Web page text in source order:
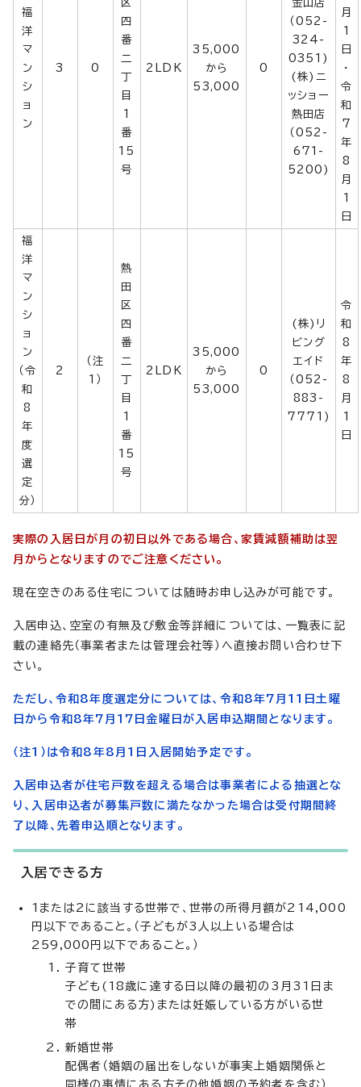
福
洋
マ
ン
シ
ョ
ン
3 0
区
四
番
二
丁
目
1
番
15
号
2LDK
35,000
から
53,000
0
金山店
（052-
324-
0351)
(株)ニ
ッショー
熱田店
（052-
671-
5200)
月
1
日
・
令
和
7
年
8
月
1
日
福
洋
マ
ン
シ
ョ
ン
（令
和
8
年
度
選
定
分）
2
（注
1）
熱
田
区
四
番
二
丁
目
1
番
15
号
2LDK
35,000
から
53,000
0
(株)リ
ビング
エイド
（052-
883-
7771)
令
和
8
年
8
月
1
日
実際の入居日が月の初日以外である場合、家賃減額補助は翌
月からとなりますのでご注意ください。
現在空きのある住宅については随時お申し込みが可能です。
入居申込、空室の有無及び敷金等詳細については、一覧表に記
載の連絡先（事業者または管理会社等）へ直接お問い合わせ下
さい。
ただし、令和8年度選定分については、令和8年7月11日土曜
日から令和8年7月17日金曜日が入居申込期間となります。
（注1）は令和8年8月1日入居開始予定です。
入居申込者が住宅戸数を超える場合は事業者による抽選とな
り、入居申込者が募集戸数に満たなかった場合は受付期間終
了以降、先着申込順となります。
入居できる方
1または2に該当する世帯で、世帯の所得月額が214,000
円以下であること。（子どもが3人以上いる場合は
259,000円以下であること。）
子育て世帯
子ども(18歳に達する日以降の最初の3月31日ま
での間にある方)または妊娠している方がいる世
帯
新婚世帯
配偶者（婚姻の届出をしないが事実上婚姻関係と
同様の事情にある方その他婚姻の予約者を含む）